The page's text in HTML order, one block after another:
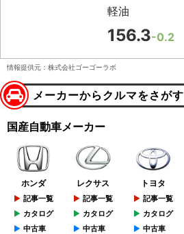
軽油
156.3-0.2
情報提供元：株式会社ゴーゴーラボ
メーカーからクルマをさがす
国産自動車メーカー
ホンダ
記事一覧
カタログ
中古車
レクサス
記事一覧
カタログ
中古車
トヨタ
記事一覧
カタログ
中古車